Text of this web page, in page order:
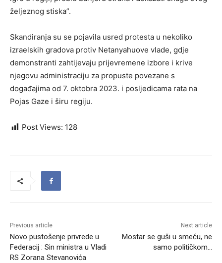
željeznog stiska”.
Skandiranja su se pojavila usred protesta u nekoliko
izraelskih gradova protiv Netanyahuove vlade, gdje
demonstranti zahtijevaju prijevremene izbore i krive
njegovu administraciju za propuste povezane s
događajima od 7. oktobra 2023. i posljedicama rata na
Pojas Gaze i širu regiju.
Post Views: 128
Previous article
Novo pustošenje privrede u
Federacij : Sin ministra u Vladi
RS Zorana Stevanovića
Next article
Mostar se guši u smeću, ne
samo političkom…